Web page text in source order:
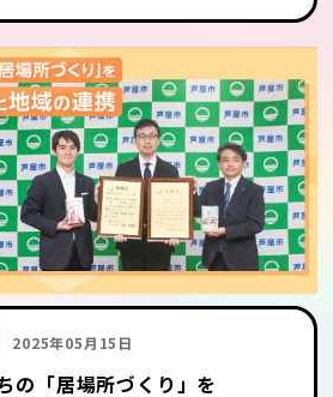
2025年05月15日
の「居場所づくり」を